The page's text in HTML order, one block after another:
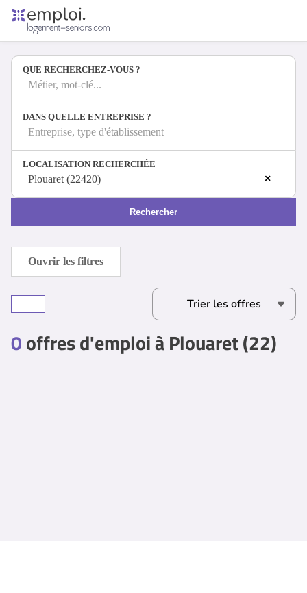
Offres d'emploi
Entreprises
Métiers
Se connecter
Espace candidat
Espace recruteur
QUE RECHERCHEZ-VOUS ?
Métier, mot-clé...
DANS QUELLE ENTREPRISE ?
Entreprise, type d'établissement
LOCALISATION RECHERCHÉE
×
Plouaret (22420)
Rechercher
0offres d'emploi à Plouaret (22)
Ouvrir les filtres